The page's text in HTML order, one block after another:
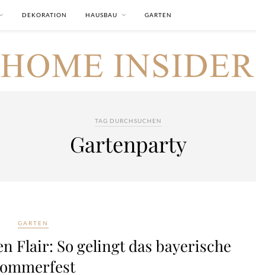
DEKORATION HAUSBAU GARTEN
TAG DURCHSUCHEN
Gartenparty
GARTEN
Flair: So gelingt das bayerische